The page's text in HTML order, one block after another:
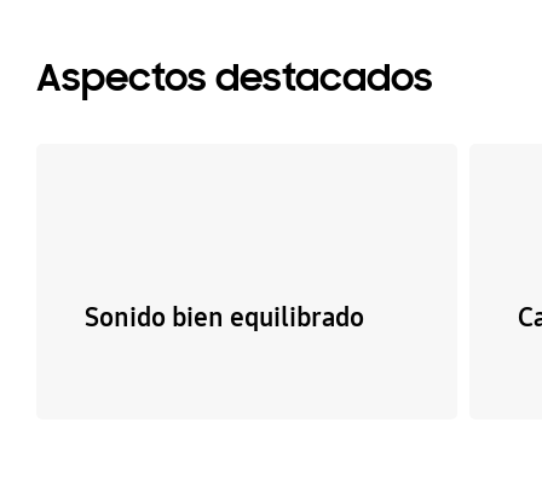
Aspectos destacados
Sonido bien equilibrado